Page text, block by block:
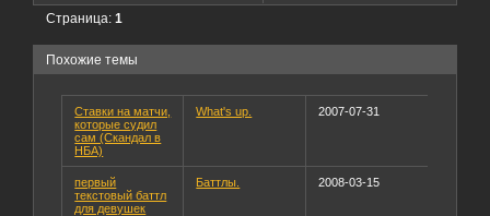
Страница:1
Похожие темы
Ставки на матчи,
которые судил
сам (Скандал в
НБА)
What's up. 2007-07-31
первый
текстовый баттл
для девушек
Баттлы. 2008-03-15